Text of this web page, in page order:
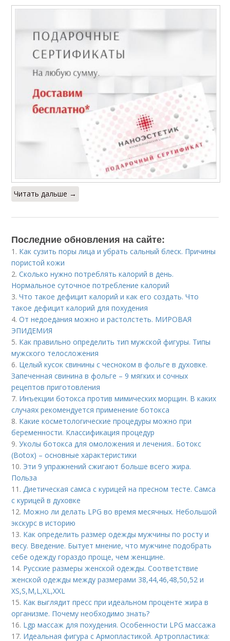
Читать дальше →
Последние обновления на сайте:
1. Как сузить поры лица и убрать сальный блеск. Причины
пористой кожи
2.Сколько нужно потреблять калорий в день.
Нормальное суточное потребление калорий
3.Что такое дефицит калорий и как его создать. Что
такое дефицит калорий для похудения
4.От недоедания можно и растолстеть. МИРОВАЯ
ЭПИДЕМИЯ
5. Как правильно определить тип мужской фигуры. Типы
мужского телосложения
6. Целый кусок свинины с чесноком в фольге в духовке.
Запеченная свинина в фольге – 9 мягких и сочных
рецептов приготовления
7. Инъекции ботокса против мимических морщин. В каких
случаях рекомендуется применение ботокса
8. Какие косметологические процедуры можно при
беременности. Классификация процедур
9.Уколы ботокса для омоложения и лечения.. Ботокс
(Botox) – основные характеристики
10. Эти 9 упражнений сжигают больше всего жира.
Польза
11.Диетическая самса с курицей на пресном тесте. Самса
с курицей в духовке
12. Можно ли делать LPG во время месячных. Небольшой
экскурс в историю
13. Как определить размер одежды мужчины по росту и
весу. Введение. Бытует мнение, что мужчине подобрать
себе одежду гораздо проще, чем женщине.
14. Русские размеры женской одежды. Соответствие
женской одежды между размерами 38,44,46,48,50,52 и
ХS,S,M,L,XL,XXL
15. Как выглядит пресс при идеальном проценте жира в
организме. Почему необходимо знать?
16. Lgp массаж для похудения. Особенности LPG массажа
17. Идеальная фигура с Армопластикой. Артропластика: